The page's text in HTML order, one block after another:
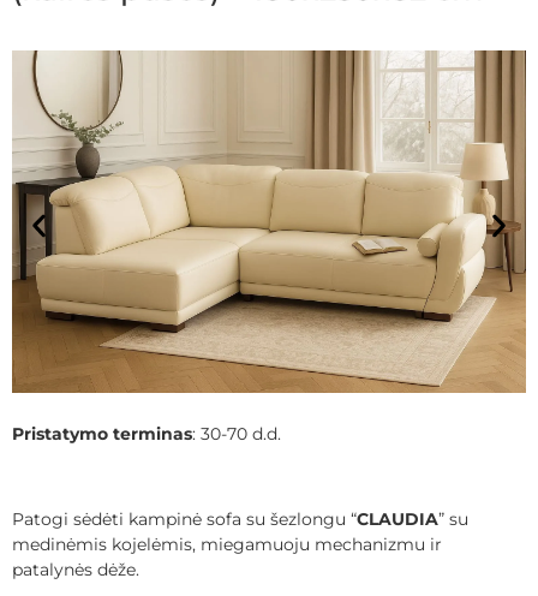
Pristatymo terminas: 30-70 d.d.
Patogi sėdėti kampinė sofa su šezlongu “CLAUDIA” su
medinėmis kojelėmis, miegamuoju mechanizmu ir
patalynės dėže.